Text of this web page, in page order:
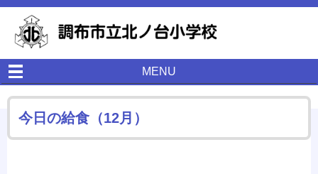
MENU
今日の給食（12月）